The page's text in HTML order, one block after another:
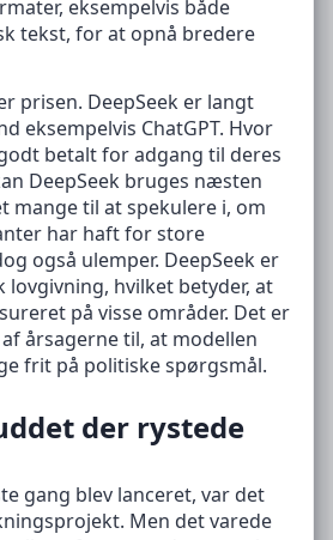
eksempelvis både
tekst, for at opnå bredere
prisen. DeepSeek er langt
eksempelvis ChatGPT. Hvor
betalt for adgang til deres
DeepSeek bruges næsten
mange til at spekulere i, om
har haft for store
også ulemper. DeepSeek er
lovgivning, hvilket betyder, at
på visse områder. Det er
årsagerne til, at modellen
frit på politiske spørgsmål.
der rystede
gang blev lanceret, var det
Men det varede